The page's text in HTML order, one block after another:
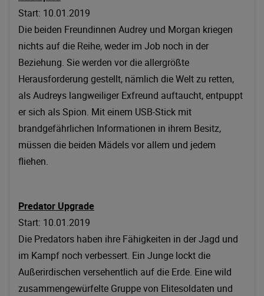
Start: 10.01.2019
Die beiden Freundinnen Audrey und Morgan kriegen
nichts auf die Reihe, weder im Job noch in der
Beziehung. Sie werden vor die allergrößte
Herausforderung gestellt, nämlich die Welt zu retten,
als Audreys langweiliger Exfreund auftaucht, entpuppt
er sich als Spion. Mit einem USB-Stick mit
brandgefährlichen Informationen in ihrem Besitz,
müssen die beiden Mädels vor allem und jedem
fliehen.
Predator Upgrade
Start: 10.01.2019
Die Predators haben ihre Fähigkeiten in der Jagd und
im Kampf noch verbessert. Ein Junge lockt die
Außerirdischen versehentlich auf die Erde. Eine wild
zusammengewürfelte Gruppe von Elitesoldaten und